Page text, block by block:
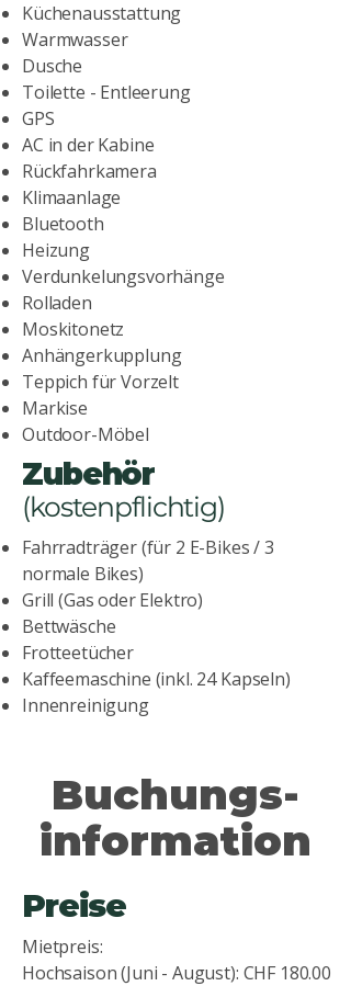
Küchenausstattung
Warmwasser
Dusche
Toilette - Entleerung
GPS
AC in der Kabine
Rückfahrkamera
Klimaanlage
Bluetooth
Heizung
Verdunkelungsvorhänge
Rolladen
Moskitonetz
Anhängerkupplung
Teppich für Vorzelt
Markise
Outdoor-Möbel
Zubehör
(kostenpflichtig)
Fahrradträger (für 2 E-Bikes / 3
normale Bikes)
Grill (Gas oder Elektro)
Bettwäsche
Frotteetücher
Kaffeemaschine (inkl. 24 Kapseln)
Innenreinigung
Buchungs-
information
Preise
Mietpreis:
Hochsaison (Juni - August): CHF 180.00